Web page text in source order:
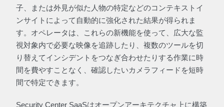
子、または外見が似た人物の特定などのコンテキストイ
ンサイトによって自動的に強化された結果が得られま
す。オペレータは、これらの新機能を使って、広大な監
視対象内で必要な映像を追跡したり、複数のツールを切
り替えてインシデントをつなぎ合わせたりする作業に時
間を費やすことなく、確認したいカメラフィードを短時
間で特定できます。
Security Center SaaSはオープンアーキテクチャ上に構築